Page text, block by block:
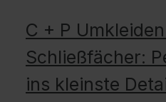
C + P
Schließfächer:
ins kleinste